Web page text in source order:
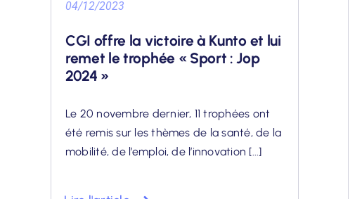
04/12/2023
CGI offre la victoire à Kunto et lui
remet le trophée « Sport : Jop
2024 »
Le 20 novembre dernier, 11 trophées ont
été remis sur les thèmes de la santé, de la
mobilité, de l’emploi, de l’innovation [...]